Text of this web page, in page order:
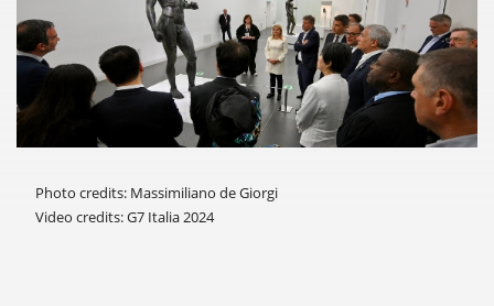
Photo credits: Massimiliano de Giorgi
Video credits: G7 Italia 2024